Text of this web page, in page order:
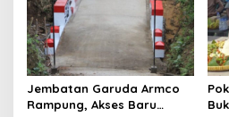
Jembatan Garuda Armco
Rampung, Akses Baru